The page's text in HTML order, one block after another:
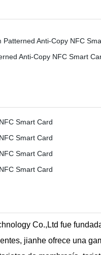
Co.,Ltd fue
jianhe ofrece una